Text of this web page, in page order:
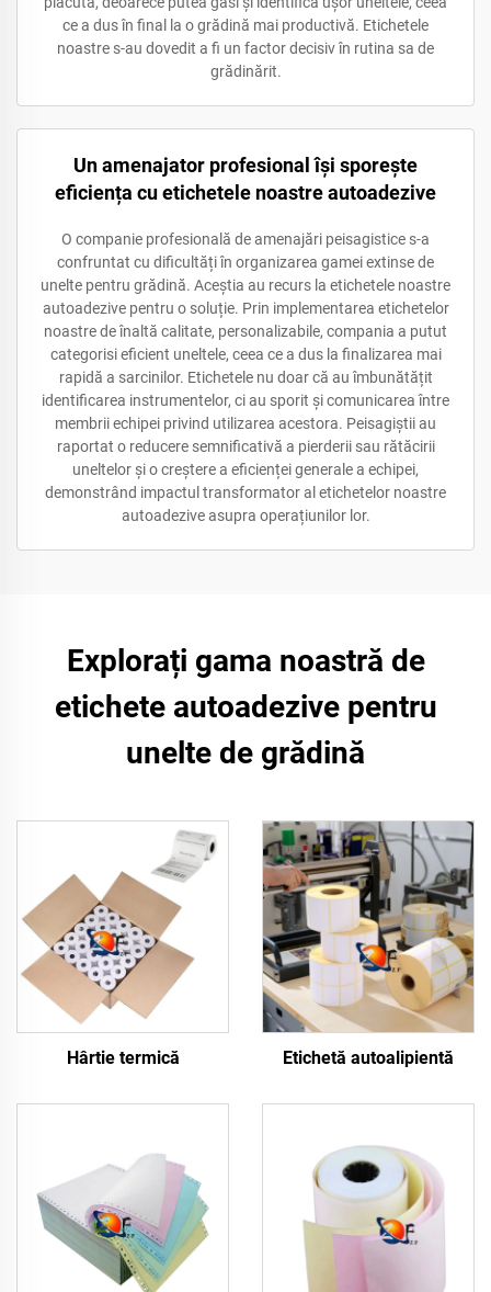
ce a dus în final la o grădină mai productivă. Etichetele
noastre s-au dovedit a fi un factor decisiv în rutina sa de
grădinărit.
Un amenajator profesional își sporește
eficiența cu etichetele noastre autoadezive
O companie profesională de amenajări peisagistice s-a
confruntat cu dificultăți în organizarea gamei extinse de
unelte pentru grădină. Aceștia au recurs la etichetele noastre
autoadezive pentru o soluție. Prin implementarea etichetelor
noastre de înaltă calitate, personalizabile, compania a putut
categorisi eficient uneltele, ceea ce a dus la finalizarea mai
rapidă a sarcinilor. Etichetele nu doar că au îmbunătățit
identificarea instrumentelor, ci au sporit și comunicarea între
membrii echipei privind utilizarea acestora. Peisagiștii au
raportat o reducere semnificativă a pierderii sau rătăcirii
uneltelor și o creștere a eficienței generale a echipei,
demonstrând impactul transformator al etichetelor noastre
autoadezive asupra operațiunilor lor.
Explorați gama noastră de
etichete autoadezive pentru
unelte de grădină
Hârtie termică Etichetă autoalipientă